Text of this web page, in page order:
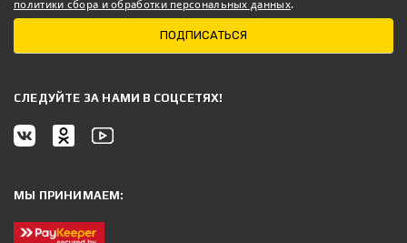
политики сбора и обработки персональных данных.
ПОДПИСАТЬСЯ
CЛЕДУЙТЕ ЗА НАМИ В СОЦСЕТЯХ!
МЫ ПРИНИМАЕМ: